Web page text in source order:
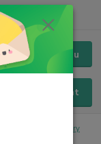
Menu
Hledat
Alternativní tonery